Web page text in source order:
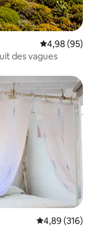
Évaluation
4,98 (95)
des vagues
Évaluation
4,89 (316)